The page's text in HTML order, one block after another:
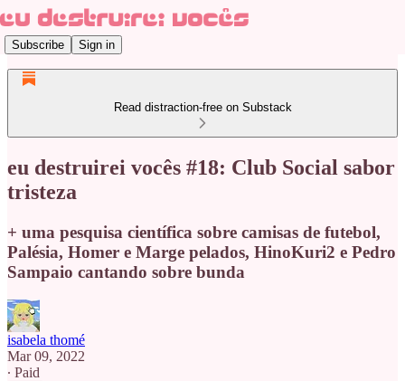
Subscribe Sign in
Read distraction-free on Substack
eu destruirei vocês #18: Club Social sabor
tristeza
+ uma pesquisa científica sobre camisas de futebol,
Palésia, Homer e Marge pelados, HinoKuri2 e Pedro
Sampaio cantando sobre bunda
isabela thomé
Mar 09, 2022
∙ Paid